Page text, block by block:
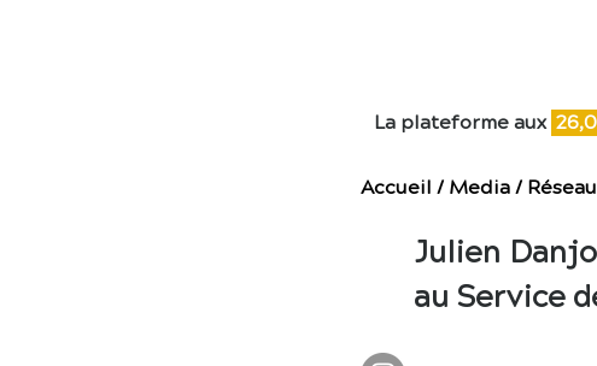
La plateforme aux 26,0
Accueil / Media/
Julien
au Service